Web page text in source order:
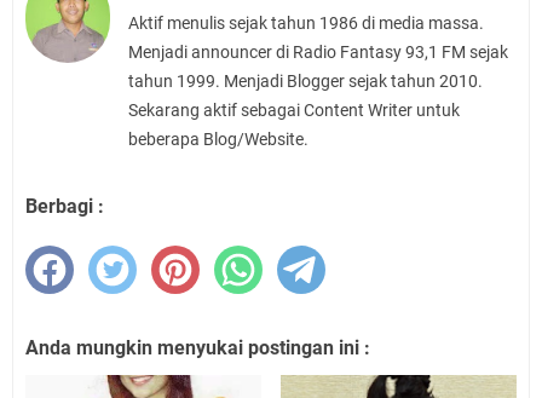
Aktif menulis sejak tahun 1986 di media massa.
Menjadi announcer di Radio Fantasy 93,1 FM sejak
tahun 1999. Menjadi Blogger sejak tahun 2010.
Sekarang aktif sebagai Content Writer untuk
beberapa Blog/Website.
Berbagi :
Anda mungkin menyukai postingan ini :